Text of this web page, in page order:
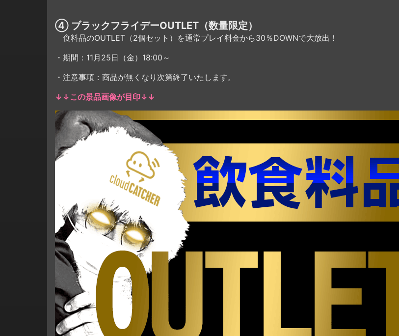
④ ブラックフライデーOUTLET（数量限定）
食料品のOUTLET（2個セット）を通常プレイ料金から30％DOWNで大放出！
・期間：11月25日（金）18:00～
・注意事項：商品が無くなり次第終了いたします。
↓↓この景品画像が目印↓↓